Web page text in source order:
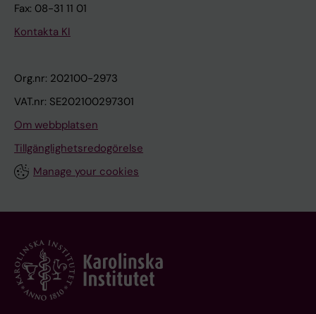
Fax: 08-31 11 01
Kontakta KI
Org.nr: 202100-2973
VAT.nr: SE202100297301
Om webbplatsen
Tillgänglighetsredogörelse
Manage your cookies